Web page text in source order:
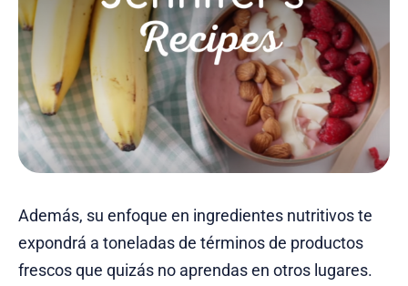
Además, su enfoque en ingredientes nutritivos te
expondrá a toneladas de términos de productos
frescos que quizás no aprendas en otros lugares.